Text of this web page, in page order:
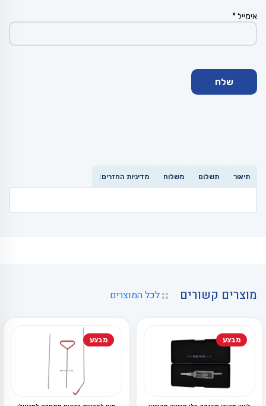
אימייל*
תיאור תשלום משלוח מדיניות החזרים:
מוצרים קשורים לכל המוצרים
מבצע מבצע